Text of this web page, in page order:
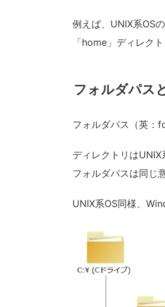
例えば、UNIX系OS
「home」ディレク
フォルダパス
フォルダパス（英：
ディレクトリは
フォルダパスは同じ
UNIX系OS同様、